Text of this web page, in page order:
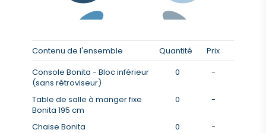
Contenu de l'ensemble Quantité
Prix
Console Bonita - Bloc inférieur
(sans rétroviseur)
0 -
Table de salle à manger fixe
Bonita 195 cm
0 -
Chaise Bonita 0 -